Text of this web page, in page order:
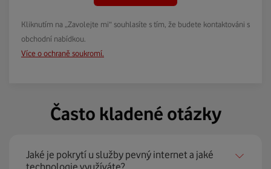
Kliknutím na „Zavolejte mi“ souhlasíte s tím, že budete kontaktováni s
obchodní nabídkou.
Více o ochraně soukromí.
Často kladené otázky
Jaké je pokrytí u služby pevný internet a jaké
technologie využíváte?